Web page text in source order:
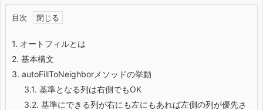
目次
1. オートフィルとは
2. 基本構文
3. autoFillToNeighborメソッドの挙動
3.1. 基準となる列は右側でもOK
3.2. 基準にできる列が右にも左にもあれば左側の列が優先さ